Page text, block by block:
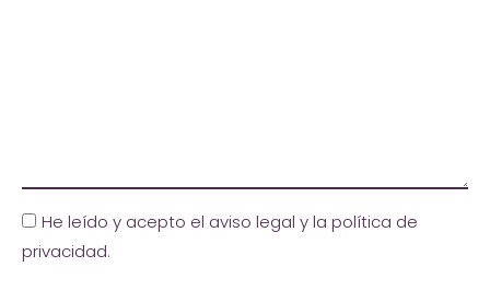
He leído y acepto el aviso legal y la política de
privacidad.